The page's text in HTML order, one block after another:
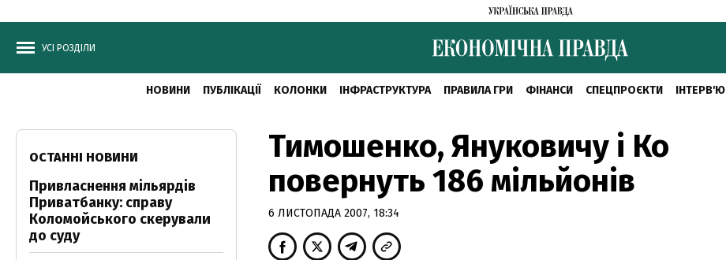
УСІ РОЗДІЛИ
НОВИНИ ПУБЛІКАЦІЇ КОЛОНКИ ІНФРАСТРУКТУРА ПРАВИЛА ГРИ ФІНАНСИ СПЕЦПРОЄКТИ ІНТЕРВ'Ю
Тимошенко, Януковичу і Ко
повернуть 186 мільйонів
6 ЛИСТОПАДА 2007, 18:34
ОСТАННІ НОВИНИ
Привласнення мільярдів
Приватбанку: справу
Коломойського скерували
до суду